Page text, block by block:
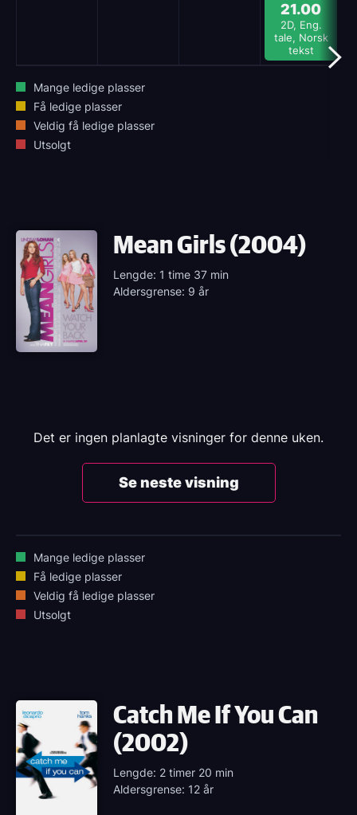
21.00
2D, Eng.
tale, Norsk
tekst
Mange ledige plasser
Få ledige plasser
Veldig få ledige plasser
Utsolgt
Mean Girls (2004)
Lengde: 1 time 37 min
Aldersgrense: 9 år
Det er ingen planlagte visninger for denne uken.
Se neste visning
Mange ledige plasser
Få ledige plasser
Veldig få ledige plasser
Utsolgt
Catch Me If You Can
(2002)
Lengde: 2 timer 20 min
Aldersgrense: 12 år